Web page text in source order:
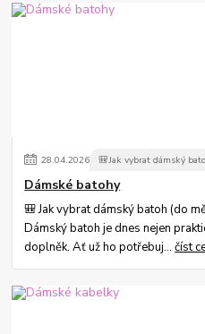
28.04.2026 🎒Jak vybrat dámský
Dámské batohy
🎒 Jak vybrat dámský batoh (do
Dámský batoh je dnes nejen
doplněk. Ať už ho potřebuj...číst